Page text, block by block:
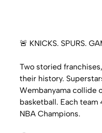
🚨 KNICKS. SPURS.
Two storied
their history.
Wembanyama collide
basketball. Each team
NBA Champions.